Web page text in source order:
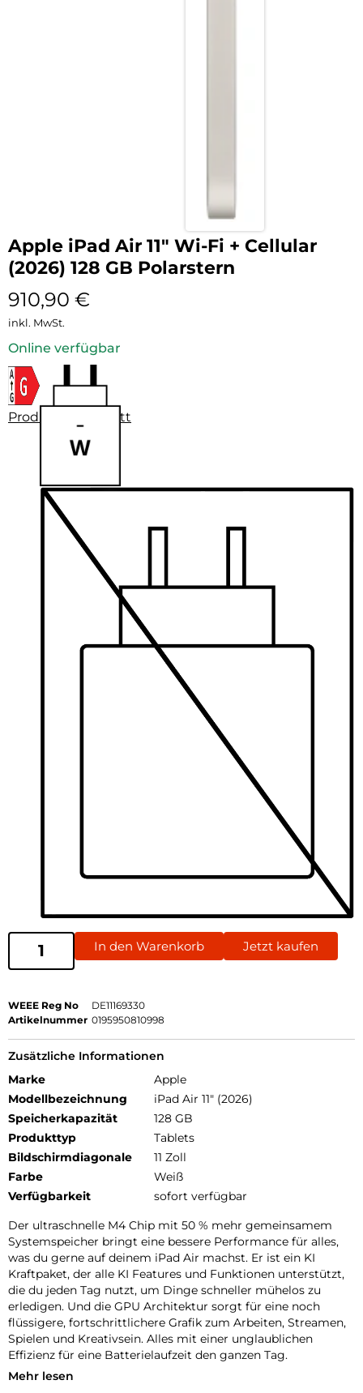
Apple iPad Air 11″ Wi-Fi + Cellular
(2026) 128 GB Polarstern
910,90 €
inkl. MwSt.
Online verfügbar
Produktdatenblatt
In den Warenkorb Jetzt kaufen
WEEE Reg No
DE11169330
Artikelnummer 0195950810998
Zusätzliche Informationen
Marke
Apple
Modellbezeichnung
iPad Air 11" (2026)
Speicherkapazität
128 GB
Produkttyp
Tablets
Bildschirmdiagonale
11 Zoll
Farbe
Weiß
Verfügbarkeit
sofort verfügbar
Der ultraschnelle M4 Chip mit 50 % mehr gemeinsamem
Systemspeicher bringt eine bessere Performance für alles,
was du gerne auf deinem iPad Air machst. Er ist ein KI
Kraftpaket, der alle KI Features und Funktionen unterstützt,
die du jeden Tag nutzt, um Dinge schneller mühelos zu
erledigen. Und die GPU Architektur sorgt für eine noch
flüssigere, fortschrittlichere Grafik zum Arbeiten, Streamen,
Spielen und Kreativsein. Alles mit einer unglaublichen
Effizienz für eine Batterielaufzeit den ganzen Tag.
iPadOS 26 kommt mit Liquid Glass, einem beeindruckenden
Mehr lesen